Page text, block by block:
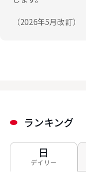
（2026年5月改訂）
ランキング
日
デイリー